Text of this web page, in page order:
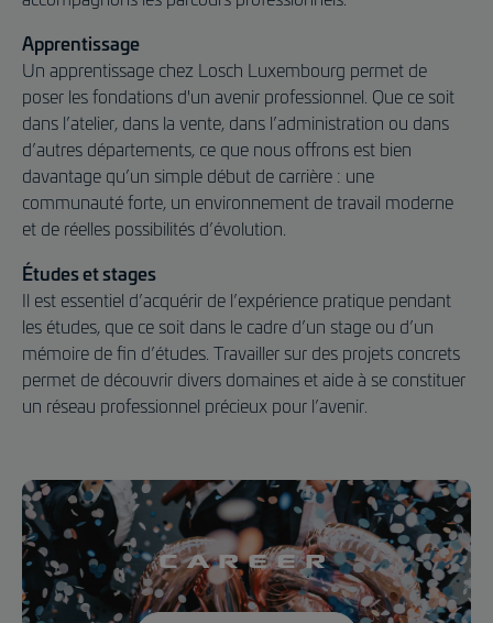
Apprentissage
Un apprentissage chez Losch Luxembourg permet de
poser les fondations d'un avenir professionnel. Que ce soit
dans l’atelier, dans la vente, dans l’administration ou dans
d’autres départements, ce que nous offrons est bien
davantage qu’un simple début de carrière : une
communauté forte, un environnement de travail moderne
et de réelles possibilités d’évolution.
Études et stages
Il est essentiel d’acquérir de l’expérience pratique pendant
les études, que ce soit dans le cadre d’un stage ou d’un
mémoire de fin d’études. Travailler sur des projets concrets
permet de découvrir divers domaines et aide à se constituer
un réseau professionnel précieux pour l’avenir.
Career